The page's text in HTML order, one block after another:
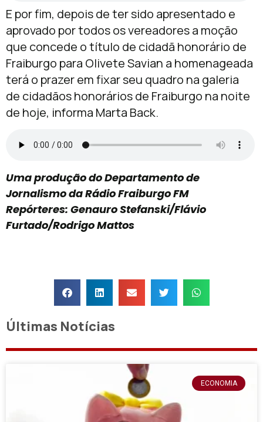
E por fim, depois de ter sido apresentado e
aprovado por todos os vereadores a moção
que concede o título de cidadã honorário de
Fraiburgo para Olivete Savian a homenageada
terá o prazer em fixar seu quadro na galeria
de cidadãos honorários de Fraiburgo na noite
de hoje, informa Marta Back.
Uma produção do Departamento de
Jornalismo da Rádio Fraiburgo FM
Repórteres: Genauro Stefanski/Flávio
Furtado/Rodrigo Mattos
Últimas Notícias
ECONOMIA